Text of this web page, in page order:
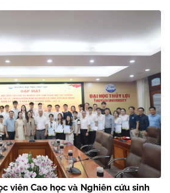
viên Cao học và Nghiên cứu sinh